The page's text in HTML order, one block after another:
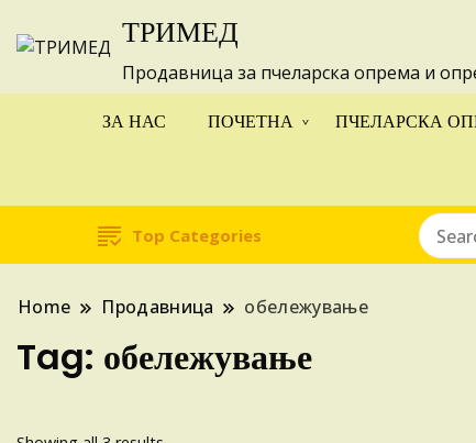
ТРИМЕД
Продавница за пчеларска опрема и
ЗА НАС ПОЧЕТНА ПЧЕЛАРСКА
Top Categories
Home Продавница обележување
Tag: обележување